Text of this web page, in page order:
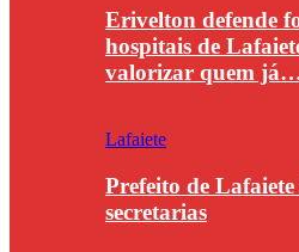
Erivelton defende
hospitais de
valorizar quem
Lafaiete
Prefeito de
secretarias